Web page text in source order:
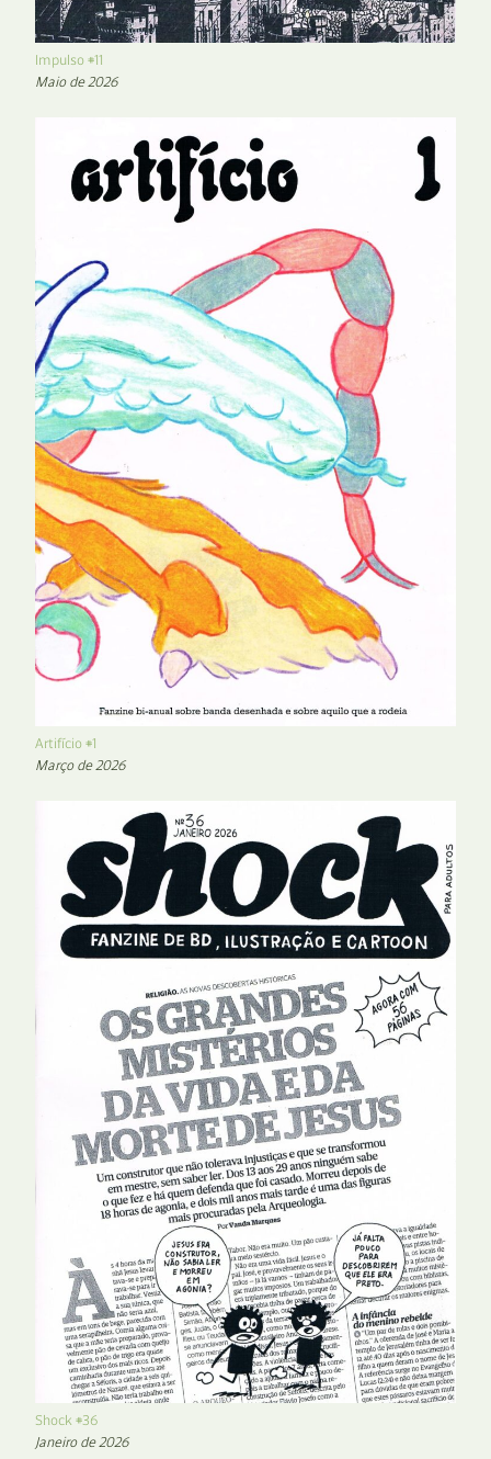
Impulso #11
Maio de 2026
Artifício #1
Março de 2026
Shock #36
Janeiro de 2026